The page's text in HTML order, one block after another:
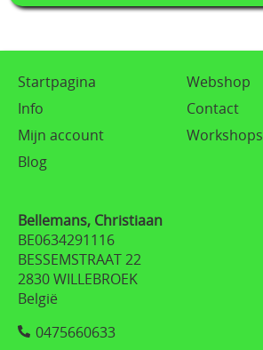
Startpagina
Webshop
Info
Contact
Mijn account
Workshops
Blog
Bellemans, Christiaan
BE0634291116
BESSEMSTRAAT 22
2830 WILLEBROEK
België
0475660633